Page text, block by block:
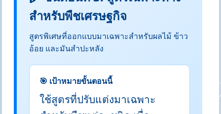
สำหรับพืชเศรษฐกิจ
สูตรพิเศษที่ออกแบบมาเฉพาะสำหรับผลไม้ ข้าว
อ้อย และมันสำปะหลัง
🎯 เป้าหมายขั้นตอนนี้
ใช้สูตรที่ปรับแต่งมาเฉพาะ